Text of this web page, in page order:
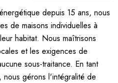
depuis 15 ans, nous
de maisons individuelles à
habitat. Nous maîtrisons
et les exigences de
sous-traitance. En tant
, nous gérons l'intégralité de